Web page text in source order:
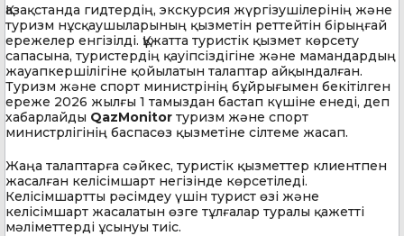
Қазақстанда гидтердің, экскурсия жүргізушілерінің және
туризм нұсқаушыларының қызметін реттейтін бірыңғай
ережелер енгізілді. Құжатта туристік қызмет көрсету
сапасына, туристердің қауіпсіздігіне және мамандардың
жауапкершілігіне қойылатын талаптар айқындалған.
Туризм және спорт министрінің бұйрығымен бекітілген
ереже 2026 жылғы 1 тамыздан бастап күшіне енеді, деп
хабарлайды QazMonitor туризм және спорт
министрлігінің баспасөз қызметіне сілтеме жасап.
Жаңа талаптарға сәйкес, туристік қызметтер клиентпен
жасалған келісімшарт негізінде көрсетіледі.
Келісімшартты рәсімдеу үшін турист өзі және
келісімшарт жасалатын өзге тұлғалар туралы қажетті
мәліметтерді ұсынуы тиіс.